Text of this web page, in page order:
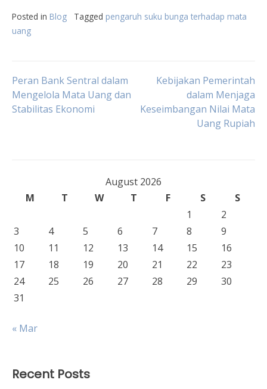
Posted in Blog Tagged pengaruh suku bunga terhadap mata
uang
Post
navigation
Peran Bank Sentral dalam
Mengelola Mata Uang dan
Stabilitas Ekonomi
Kebijakan Pemerintah
dalam Menjaga
Keseimbangan Nilai Mata
Uang Rupiah
August 2026
M
T W T F S
S
1
2
3
4 5 6 7 8
9
10
11 12 13 14 15
16
17
18 19 20 21 22
23
24
25 26 27 28 29
30
31
« Mar
Recent Posts